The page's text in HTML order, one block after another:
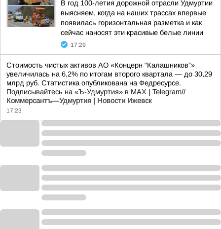
В год 100-летия дорожной отрасли Удмуртии
выясняем, когда на наших трассах впервые
появилась горизонтальная разметка и как
сейчас наносят эти красивые белые линии
17:29
Стоимость чистых активов АО «Концерн “Калашников”»
увеличилась на 6,2% по итогам второго квартала — до 30,29
млрд руб. Статистика опубликована на Федресурсе.
Подписывайтесь на «Ъ-Удмуртия» в MAX | Telegram//
Коммерсантъ—Удмуртия | Новости Ижевск
17:23